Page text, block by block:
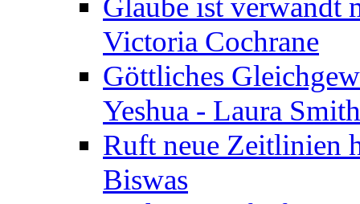
Victoria Cochrane
Göttliches
Yeshua - Laura
Ruft neue Zeitlinien
Biswas